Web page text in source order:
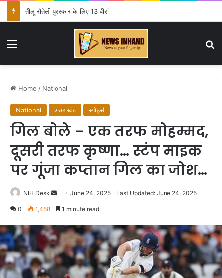
तीलू रौतेली पुरस्कार के लिए 13 वीरांगनाओं का चयन : रेखा आर्या
Menu
Home / National
National उत्तराखंड स्पोर्ट्स
गिल बोले – एक तरफ मोहम्मद,
दूसरी तरफ कृष्णा… स्टंप माइक
पर गूंजा कप्तान गिल का जोश…
NIH Desk
Send
an
June 24, 2025 Last Updated: June 24, 2025
0 1,458 1 minute read